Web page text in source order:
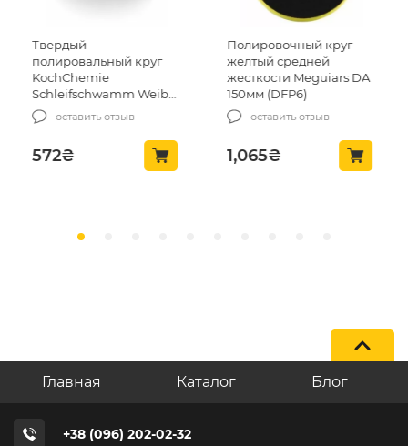
Твердый
полировальный круг
KochChemie
Schleifschwamm Weib
hart 80х30 (999275)
оставить отзыв
572₴
Полировочный круг
желтый средней
жесткости Meguiars DA
150мм (DFP6)
оставить отзыв
1,065₴
Главная Каталог Блог
+38 (096) 202-02-32